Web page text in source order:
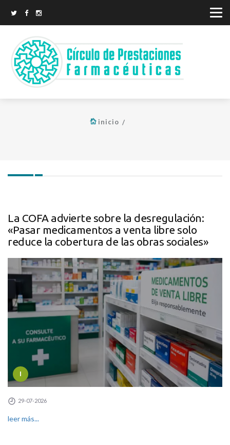
inicio
La COFA advierte sobre la desregulación:
«Pasar medicamentos a venta libre solo
reduce la cobertura de las obras sociales»
I
29-07-2026
leer más...